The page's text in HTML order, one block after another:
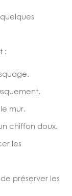
:
mur.
chiffon doux.
les
préserver les